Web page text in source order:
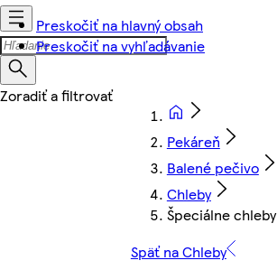
Preskočiť na hlavný obsah
Preskočiť na vyhľadávanie
Pekáreň
Balené pečivo
Chleby
Špeciálne chleby
Späť na Chleby